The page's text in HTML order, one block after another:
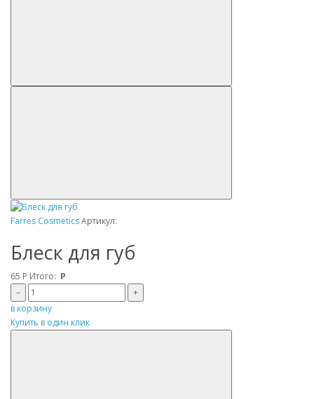
Farres CosmeticsАртикул:
Блеск для губ
65 Р Итого: Р
–
+
в корзину
Купить в один клик